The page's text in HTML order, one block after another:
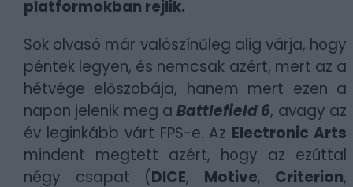
platformokban rejlik.
Sok olvasó már valószínűleg alig várja, hogy
péntek legyen, és nemcsak azért, mert az a
hétvége előszobája, hanem mert ezen a
napon jelenik meg aBattlefield 6, avagy az
év leginkább várt FPS-e. Az Electronic Arts
mindent megtett azért, hogy az ezúttal
négy csapat (DICE, Motive, Criterion,